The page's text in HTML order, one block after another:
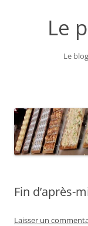
Le
Le
Fin d’après-
Laisser un